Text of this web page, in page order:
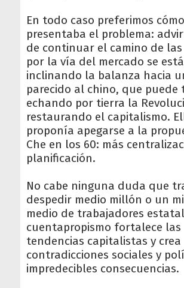
En todo caso preferimos
presentaba el problema:
de continuar el camino de
por la vía del mercado se está
inclinando la balanza hacia
parecido al chino, que puede
echando por tierra la
restaurando el capitalismo.
proponía apegarse a la
Che en los 60: más
planificación.
No cabe ninguna duda que
despedir medio millón o un
medio de trabajadores
cuentapropismo fortalece las
tendencias capitalistas y crea
contradicciones sociales y
impredecibles consecuencias.